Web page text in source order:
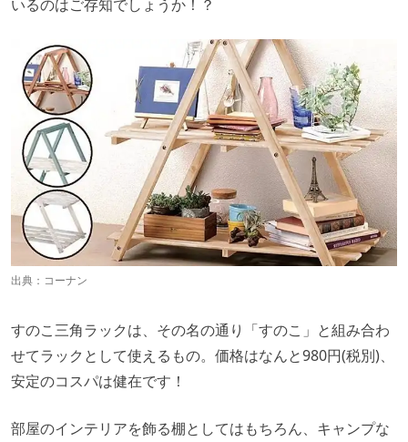
いるのはご存知でしょうか！？
出典： コーナン
すのこ三角ラックは、その名の通り「すのこ」と組み合わ
せてラックとして使えるもの。価格はなんと980円(税別)、
安定のコスパは健在です！
部屋のインテリアを飾る棚としてはもちろん、キャンプな